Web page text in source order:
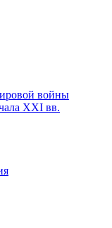
войны
XXI вв.